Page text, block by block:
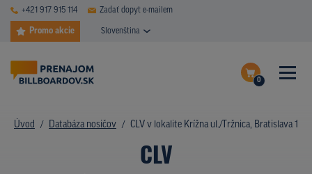
+421 917 915 114 Zadať dopyt e-mailem
Promo akcie Slovenština
0
Dokončiť dopyt
Zobraziť nosiče na mape
DATABÁZA NOSIČOV
PLOCHY V AKCII
Úvod Databáza nosičov CLV v lokalite Krížna ul./Tržnica, Bratislava 1
CLV